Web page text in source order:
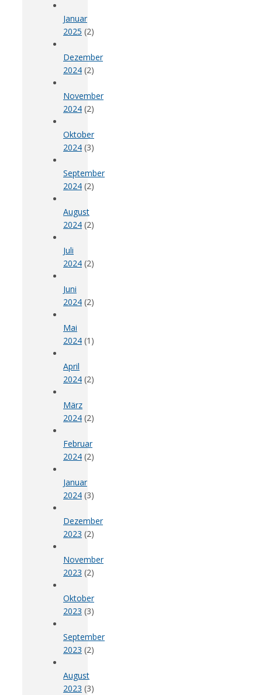
Januar
2025 (2)
Dezember
2024 (2)
November
2024 (2)
Oktober
2024 (3)
September
2024 (2)
August
2024 (2)
Juli
2024 (2)
Juni
2024 (2)
Mai
2024 (1)
April
2024 (2)
März
2024 (2)
Februar
2024 (2)
Januar
2024 (3)
Dezember
2023 (2)
November
2023 (2)
Oktober
2023 (3)
September
2023 (2)
August
2023 (3)